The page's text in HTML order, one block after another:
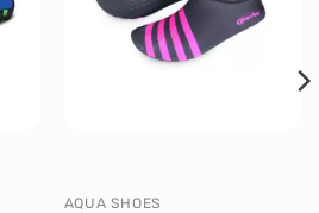
AQUA SHOES